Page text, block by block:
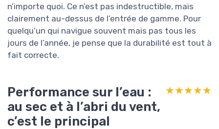
n’importe quoi. Ce n’est pas indestructible, mais
clairement au-dessus de l’entrée de gamme. Pour
quelqu’un qui navigue souvent mais pas tous les
jours de l’année, je pense que la durabilité est tout à
fait correcte.
Performance sur l’eau :
au sec et à l’abri du vent,
c’est le principal
★★★★★
★★★★★